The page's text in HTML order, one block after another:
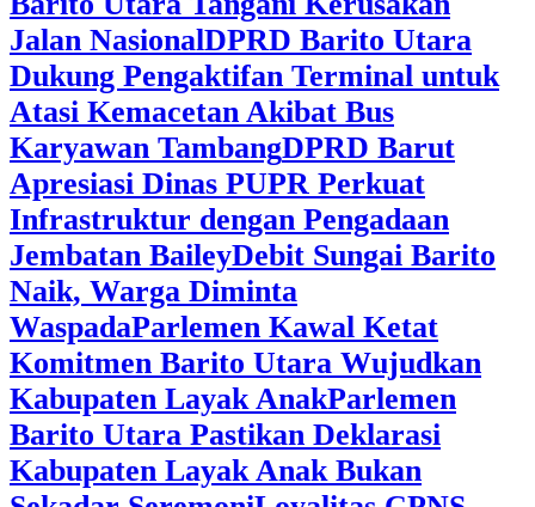
Jalan NasionalDPRD Barito Utara
Dukung Pengaktifan Terminal untuk
Atasi Kemacetan Akibat Bus
Karyawan TambangDPRD Barut
Apresiasi Dinas PUPR Perkuat
Infrastruktur dengan Pengadaan
Jembatan BaileyDebit Sungai Barito
Naik, Warga Diminta
WaspadaParlemen Kawal Ketat
Komitmen Barito Utara Wujudkan
Kabupaten Layak AnakParlemen
Barito Utara Pastikan Deklarasi
Kabupaten Layak Anak Bukan